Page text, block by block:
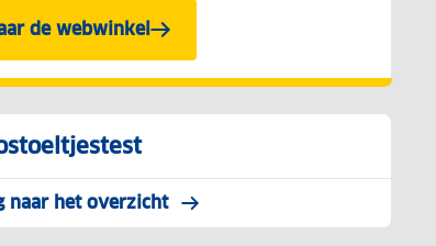
de webwinkel
naar het overzicht